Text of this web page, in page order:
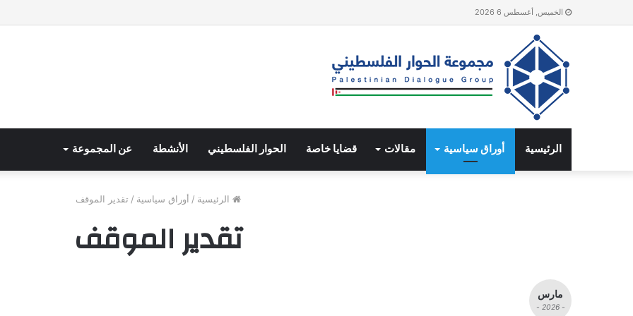
الخميس, أغسطس 6 2026
الرئيسية أوراق سياسية مقالات قضايا خاصة الحوار الفلسطيني الأنشطة عن المجموعة
الرئيسية / أوراق سياسية / تقدير الموقف
تقدير الموقف
مارس
- 2026 -